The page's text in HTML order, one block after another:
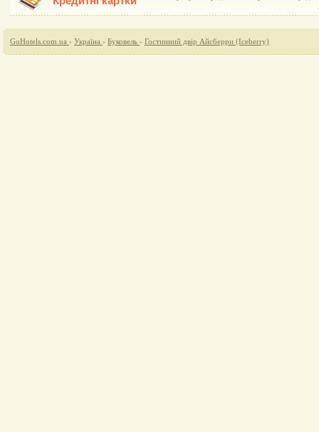
GoHotels.com.ua › Україна › Буковель › Гостинний двір Айсберри (Iceberry)